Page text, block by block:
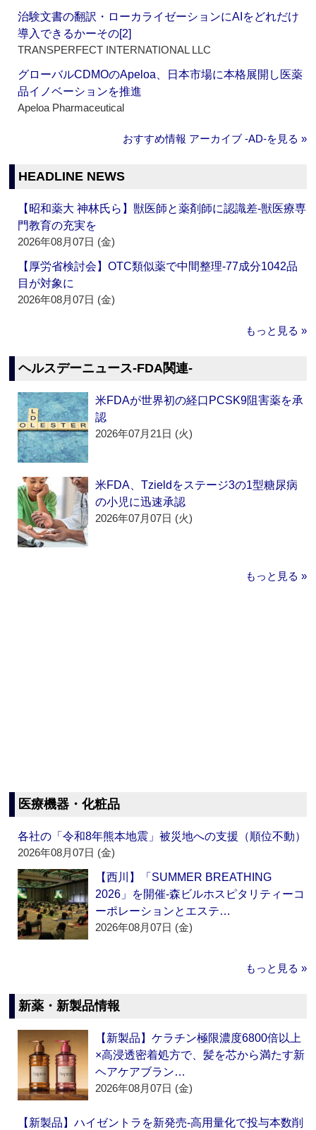
治験文書の翻訳・ローカライゼーションにAIをどれだけ
導入できるかーその[2]
TRANSPERFECT INTERNATIONAL LLC
グローバルCDMOのApeloa、日本市場に本格展開し医薬
品イノベーションを推進
Apeloa Pharmaceutical
おすすめ情報 アーカイブ ‐AD‐を見る »
HEADLINE NEWS
【昭和薬大 神林氏ら】獣医師と薬剤師に認識差‐獣医療専
門教育の充実を
2026年08月07日 (金)
【厚労省検討会】OTC類似薬で中間整理‐77成分1042品
目が対象に
2026年08月07日 (金)
もっと見る »
ヘルスデーニュース‐FDA関連‐
米FDAが世界初の経口PCSK9阻害薬を承
認
2026年07月21日 (火)
米FDA、Tzieldをステージ3の1型糖尿病
の小児に迅速承認
2026年07月07日 (火)
もっと見る »
医療機器・化粧品
各社の「令和8年熊本地震」被災地への支援（順位不動）
2026年08月07日 (金)
【西川】「SUMMER BREATHING
2026」を開催‐森ビルホスピタリティーコ
ーポレーションとエステ…
2026年08月07日 (金)
もっと見る »
新薬・新製品情報
【新製品】ケラチン極限濃度6800倍以上
×高浸透密着処方で、髪を芯から満たす新
ヘアケアブラン…
2026年08月07日 (金)
【新製品】ハイゼントラを新発売‐高用量化で投与本数削